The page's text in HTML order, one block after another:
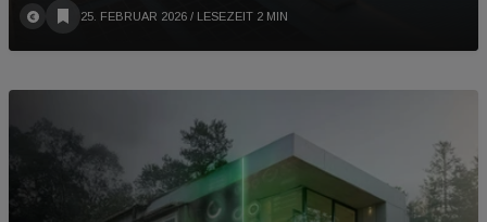
25. FEBRUAR 2026 / LESEZEIT 2 MIN